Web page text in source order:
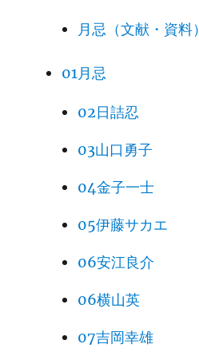
月忌（文献・資料）
01月忌
02日詰忍
03山口勇子
04金子一士
05伊藤サカエ
06安江良介
06横山英
07吉岡幸雄